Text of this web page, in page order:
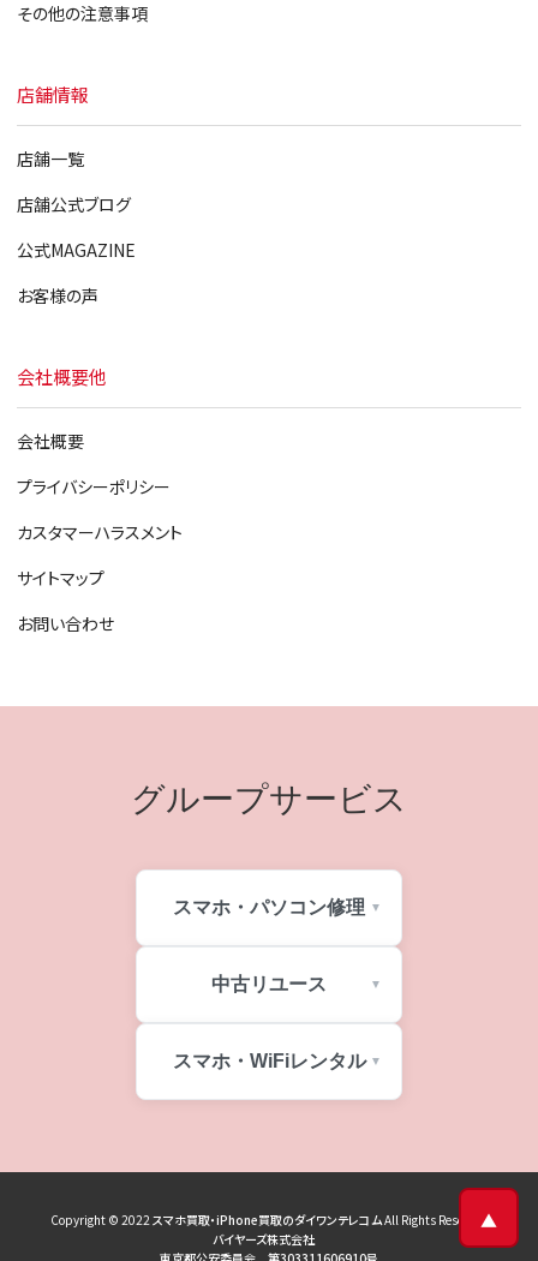
その他の注意事項
店舗情報
店舗一覧
店舗公式ブログ
公式MAGAZINE
お客様の声
会社概要他
会社概要
プライバシーポリシー
カスタマーハラスメント
サイトマップ
お問い合わせ
グループサービス
スマホ・パソコン修理
中古リユース
スマホ・WiFiレンタル
Copyright © 2022スマホ買取・iPhone買取のダイワンテレコムAll Rights Reserved
バイヤーズ株式会社
▲